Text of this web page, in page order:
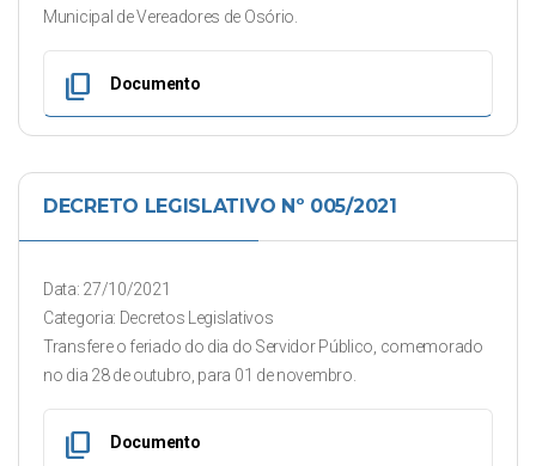
Municipal de Vereadores de Osório.
content_copy Documento
DECRETO LEGISLATIVO Nº 005/2021
Data: 27/10/2021
Categoria: Decretos Legislativos
Transfere o feriado do dia do Servidor Público, comemorado
no dia 28 de outubro, para 01 de novembro.
content_copy Documento